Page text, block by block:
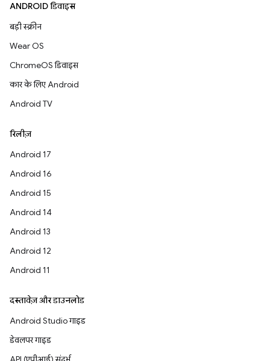
ANDROID डिवाइस
बड़ी स्क्रीन
Wear OS
ChromeOS डिवाइस
कार के लिए Android
Android TV
रिलीज़
Android 17
Android 16
Android 15
Android 14
Android 13
Android 12
Android 11
दस्तावेज़ और डाउनलोड
Android Studio गाइड
डेवलपर गाइड